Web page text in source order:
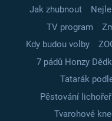
Jak zhubnout
TV program
Kdy budou volby
7 pádů Honzy
Tatarák
Pěstování
Tvarohové